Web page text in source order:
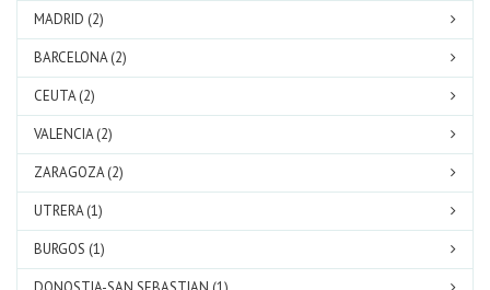
MADRID (2)
BARCELONA (2)
CEUTA (2)
VALENCIA (2)
ZARAGOZA (2)
UTRERA (1)
BURGOS (1)